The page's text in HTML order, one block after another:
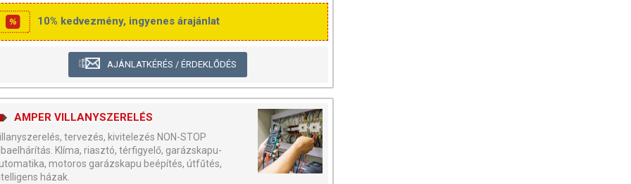
10% kedvezmény, ingyenes árajánlat
AJÁNLATKÉRÉS / ÉRDEKLŐDÉS
AMPER VILLANYSZERELÉS
tervezés, kivitelezés NON-STOP
Klíma, riasztó, térfigyelő, garázskapu-
motoros garázskapu beépítés, útfűtés,
házak.